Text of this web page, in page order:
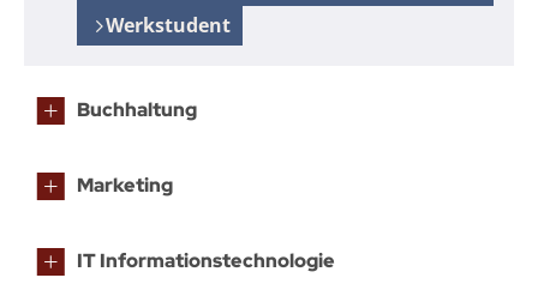
Werkstudent
Buchhaltung
Marketing
IT Informationstechnologie